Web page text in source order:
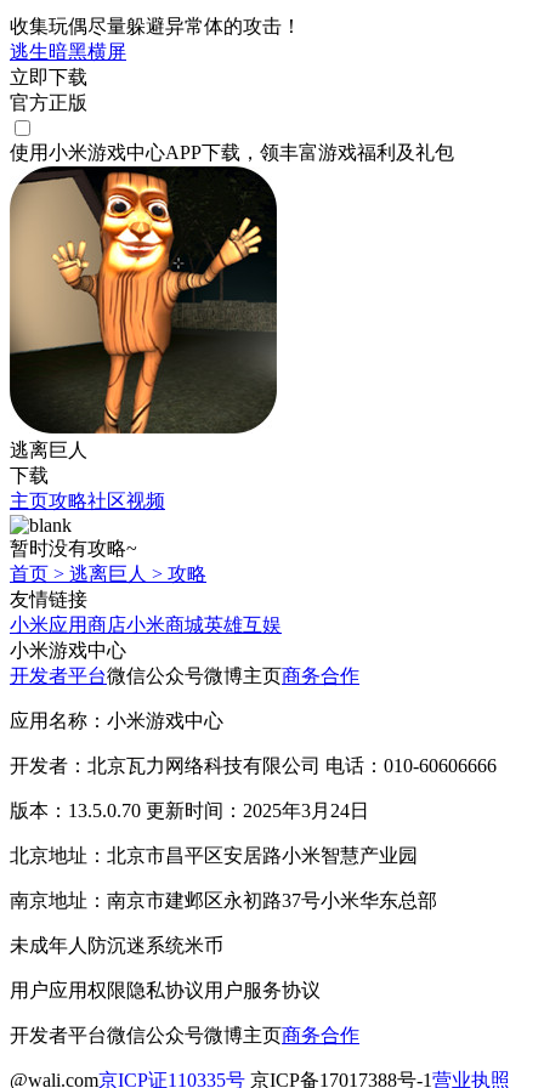
收集玩偶尽量躲避异常体的攻击！
逃生暗黑横屏
立即下载
官方正版
使用小米游戏中心APP下载 ，领丰富游戏福利 及礼包
逃离巨人
下载
主页攻略社区视频
暂时没有攻略~
首页 > 逃离巨人 > 攻略
友情链接
小米应用商店小米商城英雄互娱
小米游戏中心
开发者平台微信公众号微博主页商务合作
应用名称：小米游戏中心
开发者：北京瓦力网络科技有限公司 电话：010-60606666
版本：13.5.0.70 更新时间：2025年3月24日
北京地址：北京市昌平区安居路小米智慧产业园
南京地址：南京市建邺区永初路37号小米华东总部
未成年人防沉迷系统米币
用户应用权限隐私协议用户服务协议
开发者平台微信公众号微博主页商务合作
@wali.com京ICP证110335号 京ICP备17017388号-1营业执照